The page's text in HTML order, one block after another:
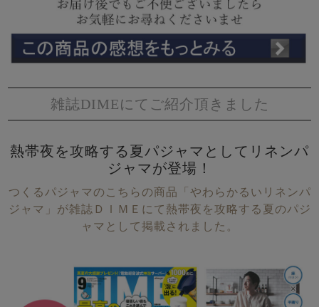
雑誌DIMEにてご紹介頂きました
熱帯夜を攻略する夏パジャマとしてリネンパ
ジャマが登場！
つくるパジャマのこちらの商品「やわらかるいリネンパ
ジャマ」が雑誌ＤＩＭＥにて熱帯夜を攻略する夏のパジ
ャマとして掲載されました。